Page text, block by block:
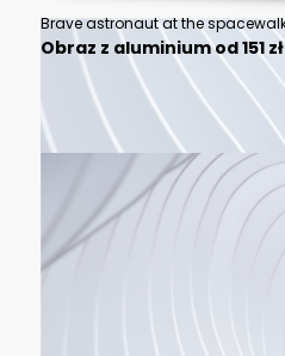
Obraz z aluminium od 151 zł